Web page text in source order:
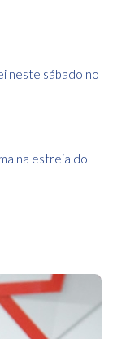
neste sábado no
na estreia do